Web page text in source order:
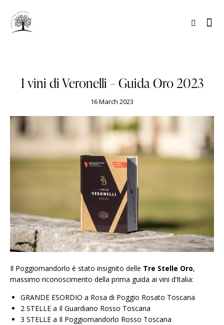
I vini di Veronelli – Guida Oro 2023
16 March 2023
Il Poggiomandorlo è stato insignito delle Tre Stelle Oro,
massimo riconoscimento della prima guida ai vini d’Italia:
GRANDE ESORDIO a Rosa di Poggio Rosato Toscana
2 STELLE a Il Guardiano Rosso Toscana
3 STELLE a Il Poggiomandorlo Rosso Toscana